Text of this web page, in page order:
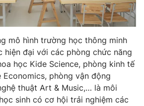
Tấm lòng Việt
Vươn mình bằng AI
VTV8
English
mô hình trường học thông minh
hiện đại với các phòng chức năng
học Kide Science, phòng kinh tế
phòng vận động
thuật Art & Music,… là môi
sinh có cơ hội trải nghiệm các